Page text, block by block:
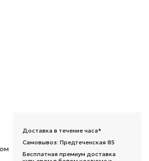
Доставка в течение часа*
Самовывоз: Предтеченская 85
Бесплатная премиум доставка